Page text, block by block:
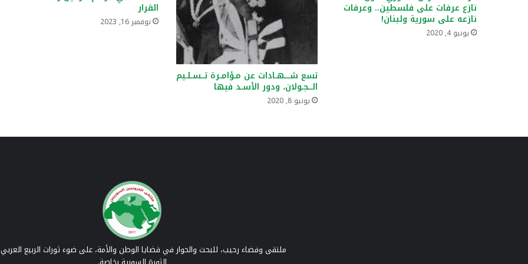
نازع عرفات على فلسطين.. وعرفات
نازعه على سورية ولبنان!
يونيو 4, 2020
تسع شـــهـادات عن مـؤامـرة تــسـلـيم
الــجـولان، ودور الأسـد فيها
يونيو 8, 2020
القرار
نوفمبر 16, 2023
ملتقى وفضاء رحيب، للبحث والحوار في قضايا الوطن والأمة، على ضوء ثورات الربيع العربي